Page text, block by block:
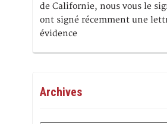
de Californie, nous vous le
ont signé récemment une
évidence
Archives